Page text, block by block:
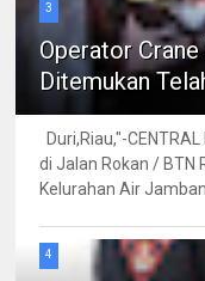
3
Operator
Ditemukan
Duri,Riau,"-
di Jalan Rokan / BTN
Kelurahan Air Jamban
4